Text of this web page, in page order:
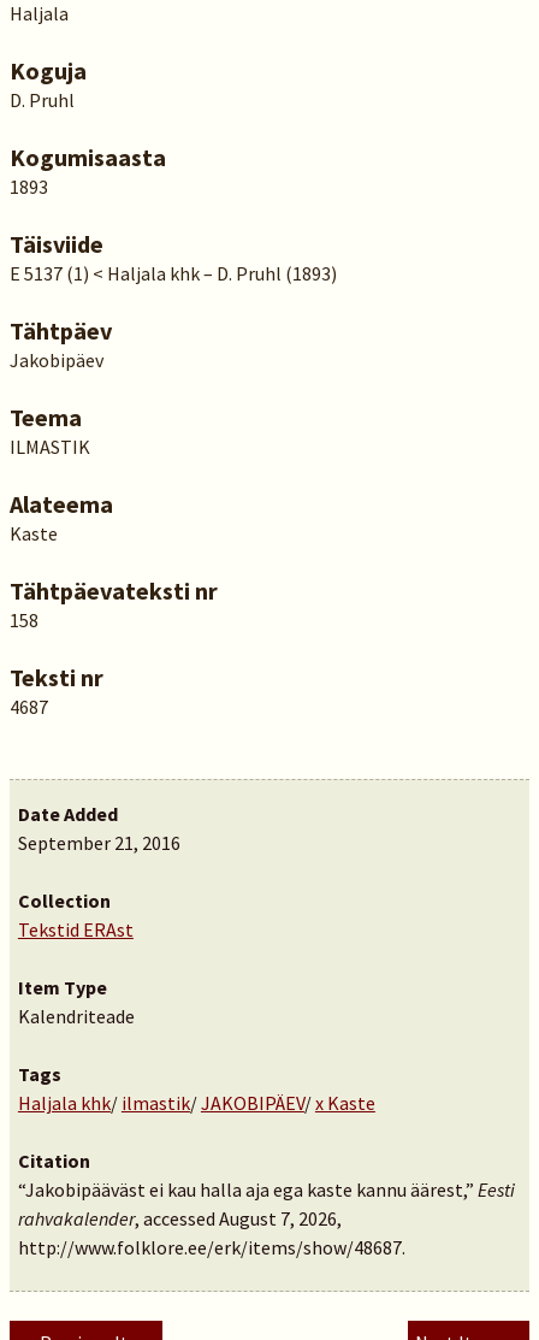
Haljala
Koguja
D. Pruhl
Kogumisaasta
1893
Täisviide
E 5137 (1) < Haljala khk – D. Pruhl (1893)
Tähtpäev
Jakobipäev
Teema
ILMASTIK
Alateema
Kaste
Tähtpäevateksti nr
158
Teksti nr
4687
Date Added
September 21, 2016
Collection
Tekstid ERAst
Item Type
Kalendriteade
Tags
Haljala khk/ ilmastik/JAKOBIPÄEV/x Kaste
Citation
“Jakobipääväst ei kau halla aja ega kaste kannu äärest,” Eesti
rahvakalender, accessed August 7, 2026,
http://www.folklore.ee/erk/items/show/48687.